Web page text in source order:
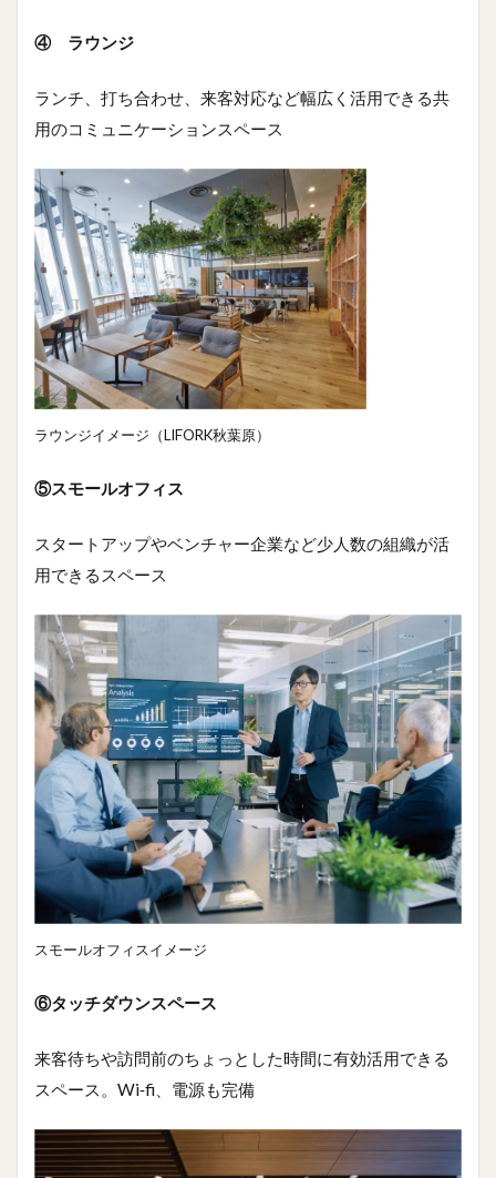
④ ラウンジ
ランチ、打ち合わせ、来客対応など幅広く活用できる共
用のコミュニケーションスペース
ラウンジイメージ（LIFORK秋葉原）
⑤スモールオフィス
スタートアップやベンチャー企業など少人数の組織が活
用できるスペース
スモールオフィスイメージ
⑥タッチダウンスペース
来客待ちや訪問前のちょっとした時間に有効活用できる
スペース。Wi‐fi、電源も完備